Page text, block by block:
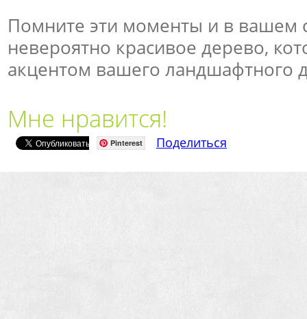
Помните эти моменты и в вашем
невероятно красивое дерево,
акцентом вашего ландшафтного
Мне нравится!
Pinterest Поделиться